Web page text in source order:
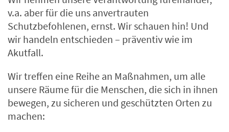
v.a. aber für die uns anvertrauten
Schutzbefohlenen, ernst. Wir schauen hin! Und
wir handeln entschieden – präventiv wie im
Akutfall.
Wir treffen eine Reihe an Maßnahmen, um alle
unsere Räume für die Menschen, die sich in ihnen
bewegen, zu sicheren und geschützten Orten zu
machen: